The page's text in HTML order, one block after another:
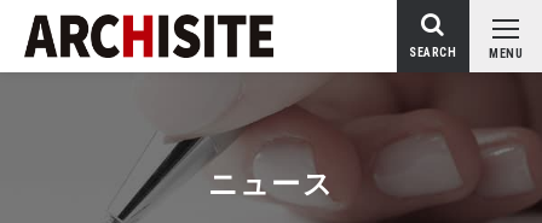
MENU
SEARCH
ニュース